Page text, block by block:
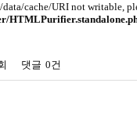
cache/URI not writable,
댓글 0건